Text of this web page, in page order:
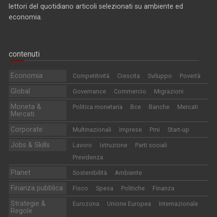
lettori del quotidiano articoli selezionati su ambiente ed
economia.
contenuti
Economia Competitività Crescita Sviluppo Povertà
Global Governance Commercio Migrazioni
Moneta &
Mercati
Politica monetaria Bce Banche Mercati
Corporate Multinazionali Imprese Pmi Start-up
Jobs & Skills Lavoro Istruzione
Parti sociali
Previdenza
Planet Sostenibilità Ambiente
Finanza pubblica Fisco Spesa Politiche Finanza
Strategie &
Regole
Eurozona Unione Europea Internazionale